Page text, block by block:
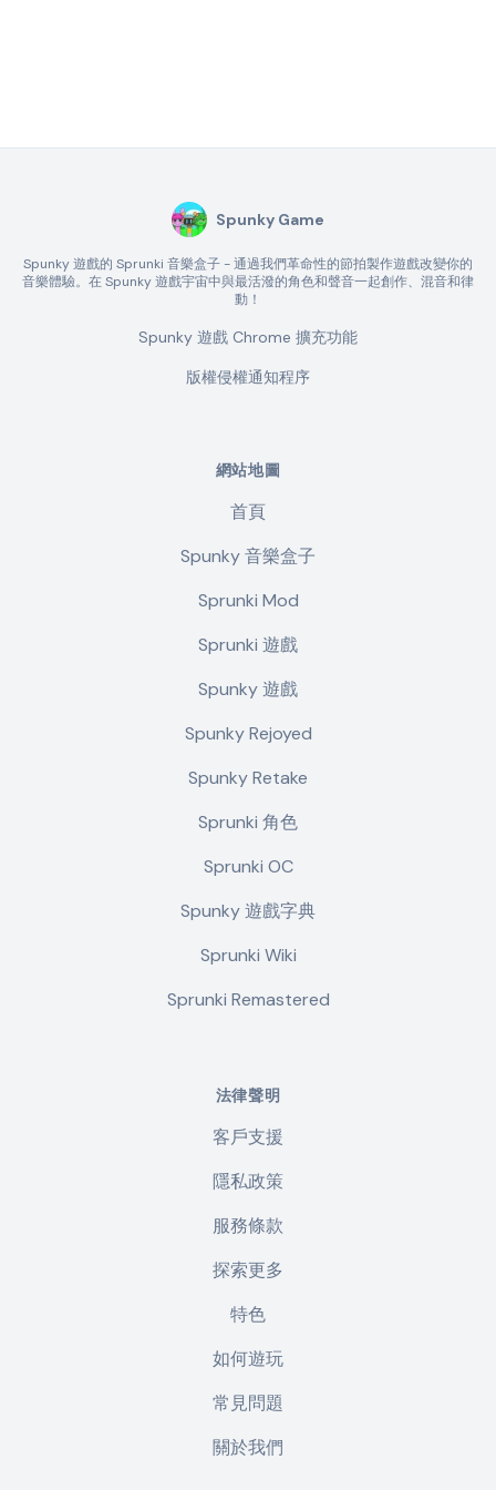
Spunky Game
Spunky 遊戲的 Sprunki 音樂盒子 - 通過我們革命性的節拍製作遊戲改變你的
音樂體驗。在 Spunky 遊戲宇宙中與最活潑的角色和聲音一起創作、混音和律
動！
Spunky 遊戲 Chrome 擴充功能
版權侵權通知程序
網站地圖
首頁
Spunky 音樂盒子
Sprunki Mod
Sprunki 遊戲
Spunky 遊戲
Spunky Rejoyed
Spunky Retake
Sprunki 角色
Sprunki OC
Spunky 遊戲字典
Sprunki Wiki
Sprunki Remastered
法律聲明
客戶支援
隱私政策
服務條款
探索更多
特色
如何遊玩
常見問題
關於我們